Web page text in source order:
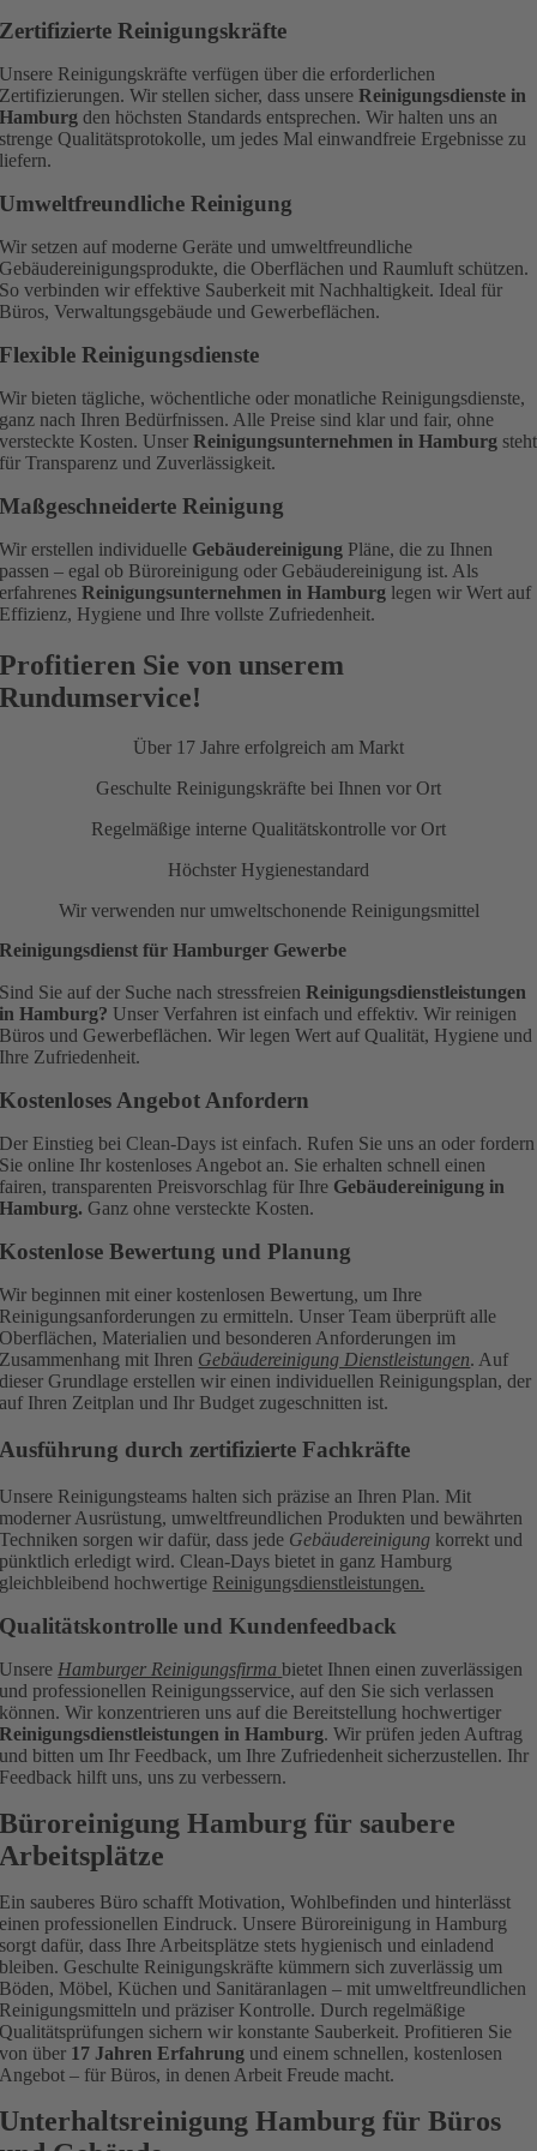
Zertifizierte Reinigungskräfte
Unsere Reinigungskräfte verfügen über die erforderlichen
Zertifizierungen. Wir stellen sicher, dass unsereReinigungsdienste in
Hamburg den höchsten Standards entsprechen. Wir halten uns an
strenge Qualitätsprotokolle, um jedes Mal einwandfreie Ergebnisse zu
liefern.
Umweltfreundliche Reinigung
Wir setzen auf moderne Geräte und umweltfreundliche
Gebäudereinigungsprodukte, die Oberflächen und Raumluft schützen.
So verbinden wir effektive Sauberkeit mit Nachhaltigkeit. Ideal für
Büros, Verwaltungsgebäude und Gewerbeflächen.
Flexible Reinigungsdienste
Wir bieten tägliche, wöchentliche oder monatliche Reinigungsdienste,
ganz nach Ihren Bedürfnissen. Alle Preise sind klar und fair, ohne
versteckte Kosten. UnserReinigungsunternehmen in Hamburg steht
für Transparenz und Zuverlässigkeit.
Maßgeschneiderte Reinigung
Wir erstellen individuelle Gebäudereinigung Pläne, die zu Ihnen
passen – egal ob Büroreinigung oder Gebäudereinigung ist. Als
erfahrenesReinigungsunternehmen in Hamburg legen wir Wert auf
Effizienz, Hygiene und Ihre vollste Zufriedenheit.
Profitieren Sie von unserem
Rundumservice!
Über 17 Jahre erfolgreich am Markt
Geschulte Reinigungskräfte bei Ihnen vor Ort
Regelmäßige interne Qualitätskontrolle vor Ort
Höchster Hygienestandard
Wir verwenden nur umweltschonende Reinigungsmittel
Reinigungsdienst für Hamburger Gewerbe
Sind Sie auf der Suche nach stressfreienReinigungsdienstleistungen
in Hamburg? Unser Verfahren ist einfach und effektiv. Wir reinigen
Büros und Gewerbeflächen. Wir legen Wert auf Qualität, Hygiene und
Ihre Zufriedenheit.
Kostenloses Angebot Anfordern
Der Einstieg bei Clean-Days ist einfach. Rufen Sie uns an oder fordern
Sie online Ihr kostenloses Angebot an. Sie erhalten schnell einen
fairen, transparenten Preisvorschlag für Ihre Gebäudereinigung in
Hamburg. Ganz ohne versteckte Kosten.
Kostenlose Bewertung und Planung
Wir beginnen mit einer kostenlosen Bewertung, um Ihre
Reinigungsanforderungen zu ermitteln. Unser Team überprüft alle
Oberflächen, Materialien und besonderen Anforderungen im
Zusammenhang mit Ihren Gebäudereinigung Dienstleistungen. Auf
dieser Grundlage erstellen wir einen individuellen Reinigungsplan, der
auf Ihren Zeitplan und Ihr Budget zugeschnitten ist.
Ausführung durch zertifizierte Fachkräfte
Unsere Reinigungsteams halten sich präzise an Ihren Plan. Mit
moderner Ausrüstung, umweltfreundlichen Produkten und bewährten
Techniken sorgen wir dafür, dass jede Gebäudereinigung korrekt und
pünktlich erledigt wird. Clean-Days bietet in ganz Hamburg
gleichbleibend hochwertige Reinigungsdienstleistungen.
Qualitätskontrolle und Kundenfeedback
Unsere Hamburger Reinigungsfirma bietet Ihnen einen zuverlässigen
und professionellen Reinigungsservice, auf den Sie sich verlassen
können. Wir konzentrieren uns auf die Bereitstellung hochwertiger
Reinigungsdienstleistungen in Hamburg. Wir prüfen jeden Auftrag
und bitten um Ihr Feedback, um Ihre Zufriedenheit sicherzustellen. Ihr
Feedback hilft uns, uns zu verbessern.
Büroreinigung Hamburg für saubere
Arbeitsplätze
Ein sauberes Büro schafft Motivation, Wohlbefinden und hinterlässt
einen professionellen Eindruck. Unsere Büroreinigung in Hamburg
sorgt dafür, dass Ihre Arbeitsplätze stets hygienisch und einladend
bleiben. Geschulte Reinigungskräfte kümmern sich zuverlässig um
Böden, Möbel, Küchen und Sanitäranlagen – mit umweltfreundlichen
Reinigungsmitteln und präziser Kontrolle. Durch regelmäßige
Qualitätsprüfungen sichern wir konstante Sauberkeit. Profitieren Sie
von über 17 Jahren Erfahrung und einem schnellen, kostenlosen
Angebot – für Büros, in denen Arbeit Freude macht.
Unterhaltsreinigung Hamburg für Büros